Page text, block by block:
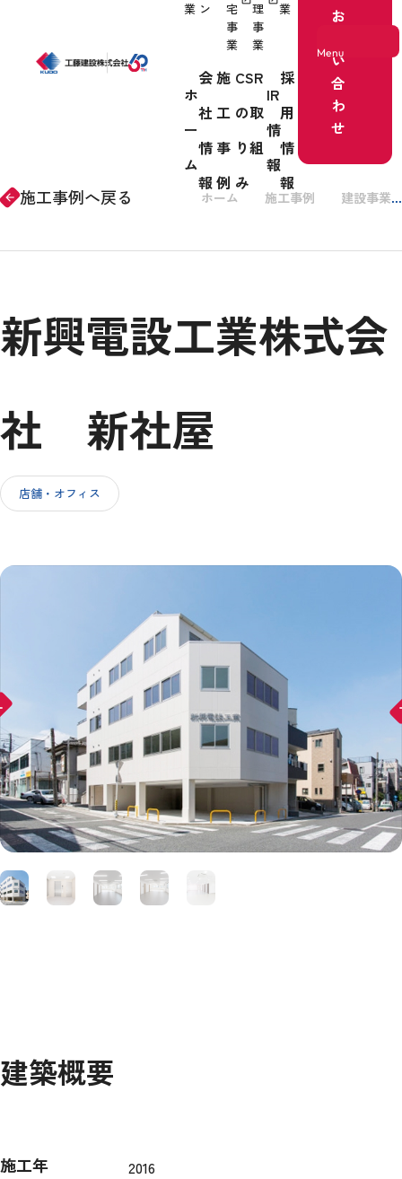
Menu
施工事例
IR情報
お問い合わせ
業 ン
宅
事
業
理
事
業
業
ホ
ー
ム
会
社
情
報
施
工
事
例
CSR
の取
り組
み
IR
情
報
採
用
情
報
お
い
合
わ
せ
arrow_forward 施工事例へ戻る ホーム 施工事例 建設事業
新興電設工業株式会
社 新社屋
店舗・オフィス
建築概要
施工年 2016